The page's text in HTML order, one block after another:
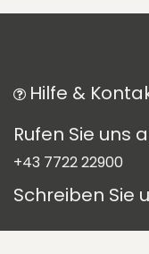
Hilfe &
Rufen Sie uns
+43 7722 22900
Schreiben Sie